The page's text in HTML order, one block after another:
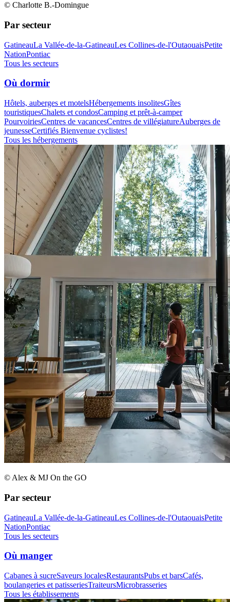
© Charlotte B.-Domingue
Par secteur
GatineauLa Vallée-de-la-GatineauLes Collines-de-l'OutaouaisPetite
NationPontiac
Tous les secteurs
Où dormir
Hôtels, auberges et motelsHébergements insolitesGîtes
touristiquesChalets et condosCamping et prêt-à-camper
PourvoiriesCentres de vacancesCentres de villégiatureAuberges de
jeunesseCertifiés Bienvenue cyclistes!
Tous les hébergements
© Alex & MJ On the GO
Par secteur
GatineauLa Vallée-de-la-GatineauLes Collines-de-l'OutaouaisPetite
NationPontiac
Tous les secteurs
Où manger
Cabanes à sucreSaveurs localesRestaurantsPubs et barsCafés,
boulangeries et patisseriesTraiteursMicrobrasseries
Tous les établissements